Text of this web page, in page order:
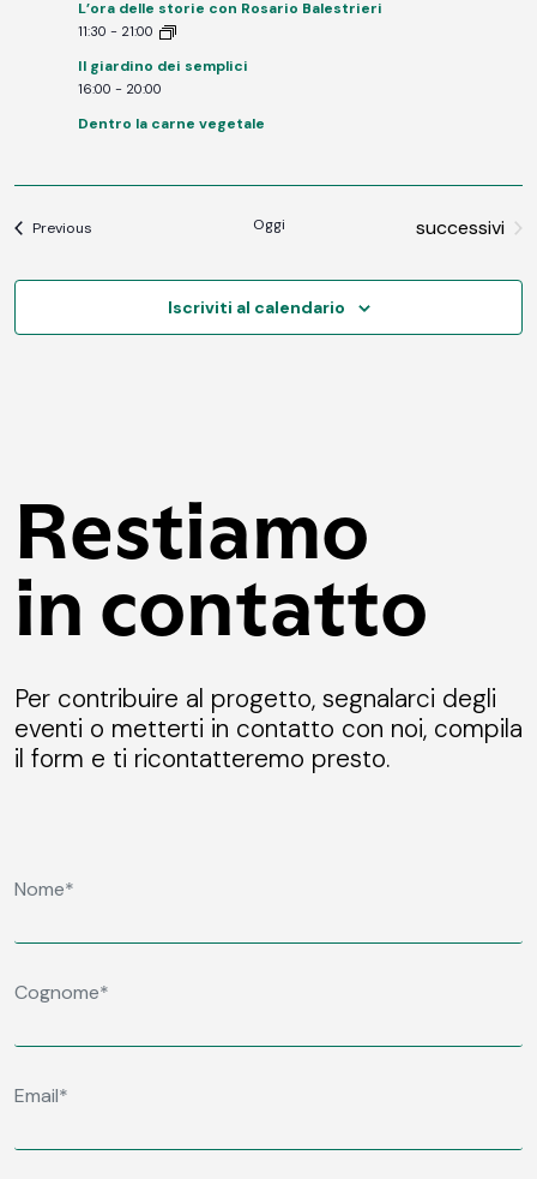
L’ora delle storie con Rosario Balestrieri
11:30 - 21:00
Il giardino dei semplici
16:00 - 20:00
Dentro la carne vegetale
Previous Oggi Eventi
successivi
Iscriviti al calendario
Restiamo
in contatto
Per contribuire al progetto, segnalarci degli
eventi o metterti in contatto con noi, compila
il form e ti ricontatteremo presto.